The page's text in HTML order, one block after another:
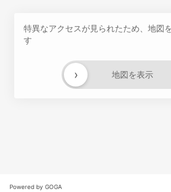
特異なアクセスが見られたため、地図
す
地図を表示
›
Powered by GOGA